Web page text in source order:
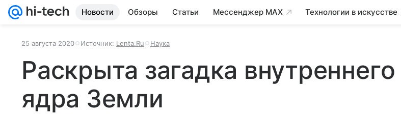
Новости Обзоры Статьи Мессенджер MAX Технологии в искусстве
25 августа 2020 Источник: Lenta.Ru Наука
Раскрыта загадка внутреннего
ядра Земли